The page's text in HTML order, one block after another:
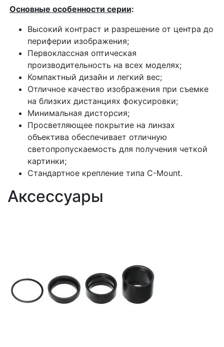
Основные особенности серии:
Высокий контраст и разрешение от центра до
периферии изображения;
Первоклассная оптическая
производительность на всех моделях;
Компактный дизайн и легкий вес;
Отличное качество изображения при съемке
на близких дистанциях фокусировки;
Минимальная дисторсия;
Просветляющее покрытие на линзах
объектива обеспечивает отличную
светопропускаемость для получения четкой
картинки;
Стандартное крепление типа C-Mount.
Аксессуары